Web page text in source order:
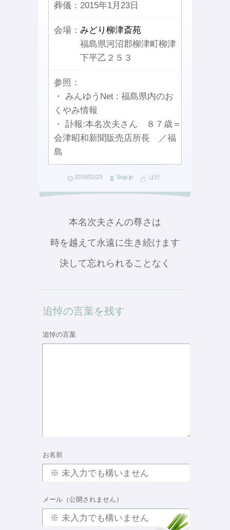
葬儀： 2015年1月23日
会場： みどり柳津斎苑
福島県河沼郡柳津町柳津
下平乙２５３
参照：
・ みんゆうNet : 福島県内のお
くやみ情報
・ 訃報:本名次夫さん ８７歳＝
会津昭和新聞販売店所長 ／福
島
2015/01/23 Sogi.jp は行
本名次夫さんの尊さは
時を越えて永遠に生き続けます
決して忘れられることなく
追悼の言葉を残す
追悼の言葉
お名前
メール（公開されません）